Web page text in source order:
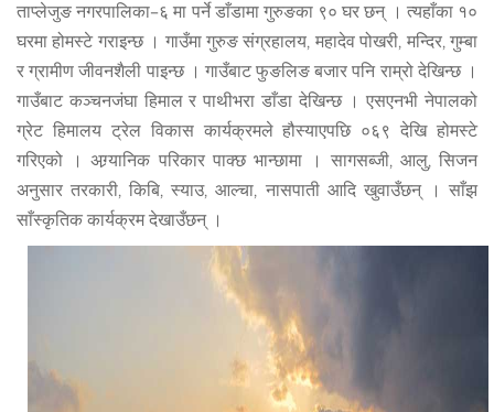
ताप्लेजुङ नगरपालिका–६ मा पर्ने डाँडामा गुरुङका ९० घर छन् । त्यहाँका १०
घरमा होमस्टे गराइन्छ । गाउँमा गुरुङ संग्रहालय, महादेव पोखरी, मन्दिर, गुम्बा
र ग्रामीण जीवनशैली पाइन्छ । गाउँबाट फुङलिङ बजार पनि राम्रो देखिन्छ ।
गाउँबाट कञ्चनजंघा हिमाल र पाथीभरा डाँडा देखिन्छ । एसएनभी नेपालको
ग्रेट हिमालय ट्रेल विकास कार्यक्रमले हौस्याएपछि ०६९ देखि होमस्टे
गरिएको । अग्र्यानिक परिकार पाक्छ भान्छामा । सागसब्जी, आलु, सिजन
अनुसार तरकारी, किबि, स्याउ, आल्चा, नासपाती आदि खुवाउँछन् । साँझ
साँस्कृतिक कार्यक्रम देखाउँछन् ।